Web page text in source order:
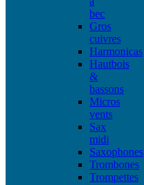
bec
Gros
cuivres
Harmonicas
Hautbois
&
bassons
Micros
vents
Sax
midi
Saxophones
Trombones
Trompettes